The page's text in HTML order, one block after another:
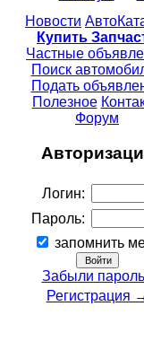
Новости
Купить
Частные
Поиск
Подать
Полезное
Форум
Логин:
Пароль:
запомнить
Забыли
Регистрация